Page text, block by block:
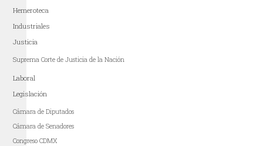
Hemeroteca
Industriales
Justicia
Suprema Corte de Justicia de la Nación
Laboral
Legislación
Cámara de Diputados
Cámara de Senadores
Congreso CDMX